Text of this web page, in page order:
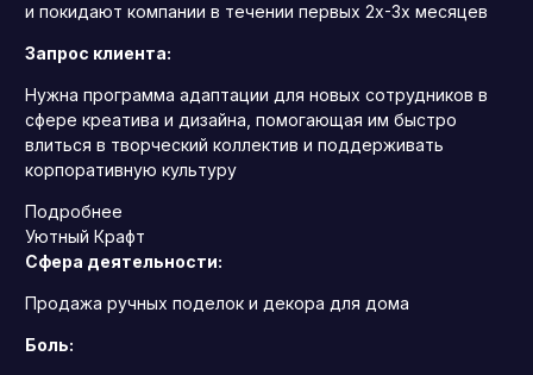
и покидают компании в течении первых 2х-3х месяцев
Запрос клиента:
Нужна программа адаптации для новых сотрудников в
сфере креатива и дизайна, помогающая им быстро
влиться в творческий коллектив и поддерживать
корпоративную культуру
Подробнее
Уютный Крафт
Сфера деятельности:
Продажа ручных поделок и декора для дома
Боль: